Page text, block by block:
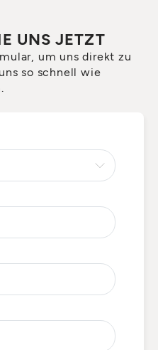
UNS JETZT
um uns direkt zu
so schnell wie